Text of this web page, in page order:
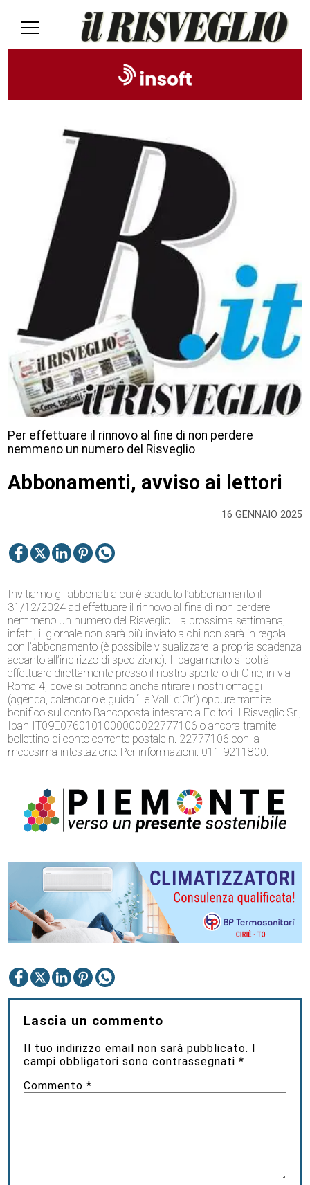
16 GENNAIO 2025
Per effettuare il rinnovo al fine di non perdere
nemmeno un numero del Risveglio
Abbonamenti, avviso ai lettori
Invitiamo gli abbonati a cui è scaduto l’abbonamento il
31/12/2024 ad effettuare il rinnovo al fine di non perdere
nemmeno un numero del Risveglio. La prossima settimana,
infatti, il giornale non sarà più inviato a chi non sarà in regola
con l’abbonamento (è possibile visualizzare la propria scadenza
accanto all’indirizzo di spedizione). Il pagamento si potrà
effettuare direttamente presso il nostro sportello di Ciriè, in via
Roma 4, dove si potranno anche ritirare i nostri omaggi
(agenda, calendario e guida “Le Valli d’Or”) oppure tramite
bonifico sul conto Bancoposta intestato a Editori Il Risveglio Srl,
Iban IT09E0760101000000022777106 o ancora tramite
bollettino di conto corrente postale n. 22777106 con la
medesima intestazione. Per informazioni: 011 9211800.
Lascia un commento
Il tuo indirizzo email non sarà pubblicato. I
campi obbligatori sono contrassegnati*
Commento*